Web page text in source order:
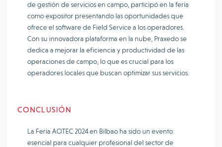
de gestión de servicios en campo, participó en la feria
como expositor presentando las oportunidades que
ofrece el software de Field Service a los operadores.
Con su innovadora plataforma en la nube, Praxedo se
dedica a mejorar la eficiencia y productividad de las
operaciones de campo, lo que es crucial para los
operadores locales que buscan optimizar sus servicios.
CONCLUSIÓN
La Feria AOTEC 2024 en Bilbao ha sido un evento
esencial para cualquier profesional del sector de